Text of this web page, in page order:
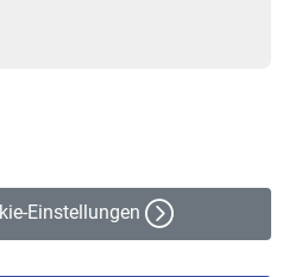
Einstellungen